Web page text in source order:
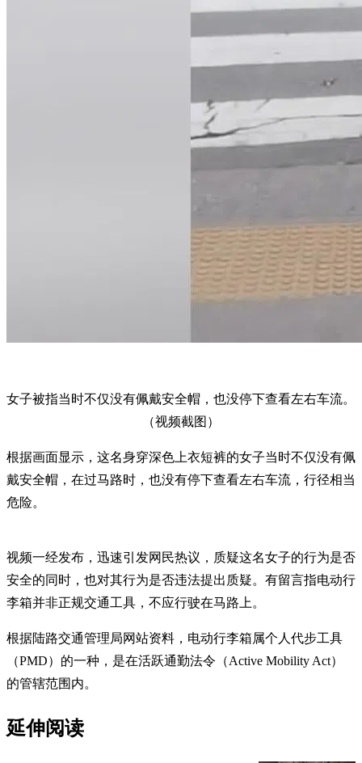
女子被指当时不仅没有佩戴安全帽，也没停下查看左右车流。
（视频截图）
根据画面显示，这名身穿深色上衣短裤的女子当时不仅没有佩
戴安全帽，在过马路时，也没有停下查看左右车流，行径相当
危险。
视频一经发布，迅速引发网民热议，质疑这名女子的行为是否
安全的同时，也对其行为是否违法提出质疑。有留言指电动行
李箱并非正规交通工具，不应行驶在马路上。
根据陆路交通管理局网站资料，电动行李箱属个人代步工具
（PMD）的一种，是在活跃通勤法令（Active Mobility Act）
的管辖范围内。
延伸阅读